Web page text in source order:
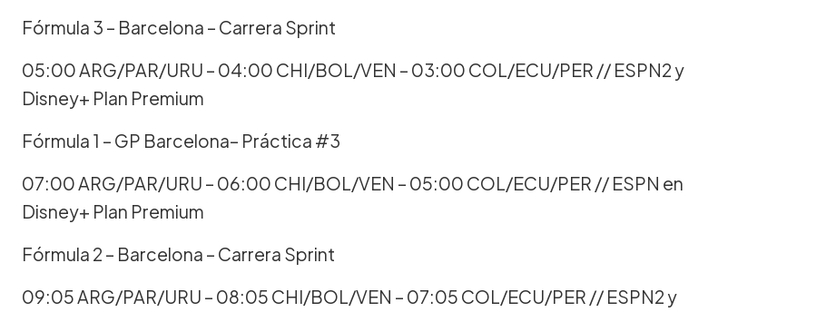
Fórmula 3 – Barcelona – Carrera Sprint
05:00 ARG/PAR/URU – 04:00 CHI/BOL/VEN – 03:00 COL/ECU/PER // ESPN2 y
Disney+ Plan Premium
Fórmula 1 – GP Barcelona– Práctica #3
07:00 ARG/PAR/URU – 06:00 CHI/BOL/VEN – 05:00 COL/ECU/PER // ESPN en
Disney+ Plan Premium
Fórmula 2 – Barcelona – Carrera Sprint
09:05 ARG/PAR/URU – 08:05 CHI/BOL/VEN – 07:05 COL/ECU/PER // ESPN2 y